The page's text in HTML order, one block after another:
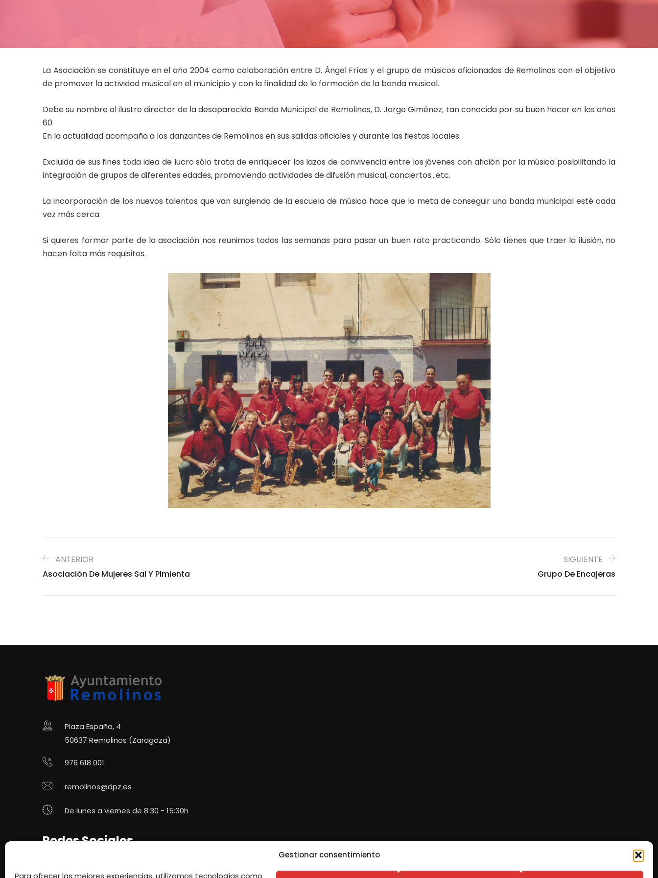
Gestionar consentimiento
Para ofrecer las mejores experiencias, utilizamos tecnologías como
La Asociación se constituye en el año 2004 como colaboración entre D. Ángel Frías y el grupo de músicos aficionados de Remolinos con el objetivo
de promover la actividad musical en el municipio y con la finalidad de la formación de la banda musical.
Debe su nombre al ilustre director de la desaparecida Banda Municipal de Remolinos, D. Jorge Giménez, tan conocida por su buen hacer en los años
60.
En la actualidad acompaña a los danzantes de Remolinos en sus salidas oficiales y durante las fiestas locales.
Excluida de sus fines toda idea de lucro sólo trata de enriquecer los lazos de convivencia entre los jóvenes con afición por la música posibilitando la
integración de grupos de diferentes edades, promoviendo actividades de difusión musical, conciertos…etc.
La incorporación de los nuevos talentos que van surgiendo de la escuela de música hace que la meta de conseguir una banda municipal esté cada
vez más cerca.
Si quieres formar parte de la asociación nos reunimos todas las semanas para pasar un buen rato practicando. Sólo tienes que traer la ilusión, no
hacen falta más requisitos.
ANTERIOR
Asociación De Mujeres Sal Y Pimienta
SIGUIENTE
Grupo De Encajeras
Plaza España, 4
50637 Remolinos (Zaragoza)
976 618 001
remolinos@dpz.es
De lunes a viernes de 8:30 - 15:30h
Redes Sociales